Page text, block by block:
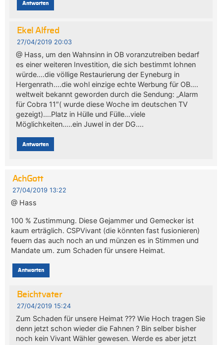
Antworten
Ekel Alfred
27/04/2019 20:03
@ Hass, um den Wahnsinn in OB voranzutreiben bedarf
es einer weiteren Investition, die sich bestimmt lohnen
würde….die völlige Restaurierung der Eyneburg in
Hergenrath….die wohl einzige echte Werbung für OB….
weltweit bekannt geworden durch die Sendung: „Alarm
für Cobra 11″( wurde diese Woche im deutschen TV
gezeigt)….Platz in Hülle und Fülle…viele
Möglichkeiten…..ein Juwel in der DG….
Antworten
AchGott
27/04/2019 13:22
@ Hass
100 % Zustimmung. Diese Gejammer und Gemecker ist
kaum erträglich. CSPVivant (die könnten fast fusionieren)
feuern das auch noch an und münzen es in Stimmen und
Mandate um. zum Schaden für unsere Heimat.
Antworten
Beichtvater
27/04/2019 15:24
Zum Schaden für unsere Heimat ??? Wie Hoch tragen Sie
denn jetzt schon wieder die Fahnen ? Bin selber bisher
noch kein Vivant Wähler gewesen. Werde es aber jetzt